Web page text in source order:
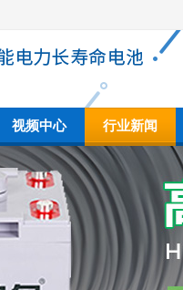
视频中心 行业新闻